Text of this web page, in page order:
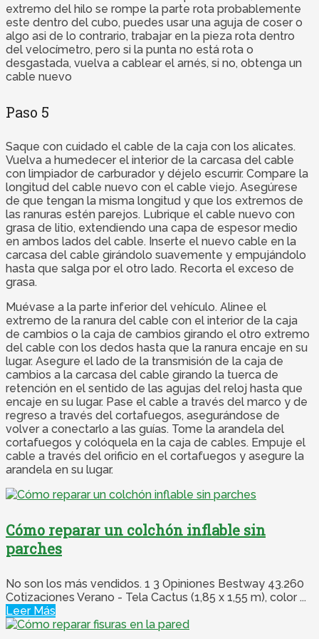
extremo del hilo se rompe la parte rota probablemente
este dentro del cubo, puedes usar una aguja de coser o
algo asi de lo contrario, trabajar en la pieza rota dentro
del velocímetro, pero si la punta no está rota o
desgastada, vuelva a cablear el arnés, si no, obtenga un
cable nuevo
Paso 5
Saque con cuidado el cable de la caja con los alicates.
Vuelva a humedecer el interior de la carcasa del cable
con limpiador de carburador y déjelo escurrir. Compare la
longitud del cable nuevo con el cable viejo. Asegúrese
de que tengan la misma longitud y que los extremos de
las ranuras estén parejos. Lubrique el cable nuevo con
grasa de litio, extendiendo una capa de espesor medio
en ambos lados del cable. Inserte el nuevo cable en la
carcasa del cable girándolo suavemente y empujándolo
hasta que salga por el otro lado. Recorta el exceso de
grasa.
Muévase a la parte inferior del vehículo. Alinee el
extremo de la ranura del cable con el interior de la caja
de cambios o la caja de cambios girando el otro extremo
del cable con los dedos hasta que la ranura encaje en su
lugar. Asegure el lado de la transmisión de la caja de
cambios a la carcasa del cable girando la tuerca de
retención en el sentido de las agujas del reloj hasta que
encaje en su lugar. Pase el cable a través del marco y de
regreso a través del cortafuegos, asegurándose de
volver a conectarlo a las guías. Tome la arandela del
cortafuegos y colóquela en la caja de cables. Empuje el
cable a través del orificio en el cortafuegos y asegure la
arandela en su lugar.
Cómo reparar un colchón inflable sin
parches
No son los más vendidos. 1 3 Opiniones Bestway 43.260
Cotizaciones Verano - Tela Cactus (1,85 x 1,55 m), color ...
Leer Más